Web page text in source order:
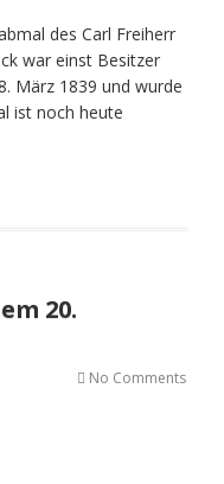
des Carl Freiherr
war einst Besitzer
März 1839 und wurde
ist noch heute
20.
No Comments